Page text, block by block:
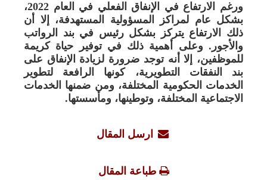
ورغم الارتفاع في الإنفاق الفعلي في العام 2022،
بشكل عام لمراكز المسؤولية المستهدفة، إلا أن
ذلك الارتفاع يتركز بشكل رئيس في بند الرواتب
والأجور. وعلى أهمية ذلك في توفير حياة كريمة
للموظفين، إلا أنه توجد ضرورة لزيادة الإنفاق على
بند النفقات التطويرية، كونها الرافعة لتطوير
الخدمات الحكومية المختلفة، ومن ضمنها الخدمات
الاجتماعية المختلفة، وتوطينها، ومأسستها.
ارسل المقال
طباعة المقال